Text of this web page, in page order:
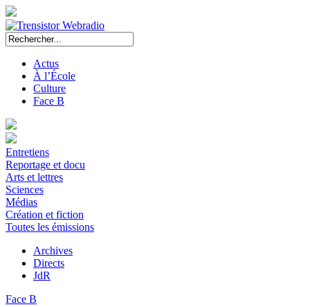
Actus
À l’École
Culture
Face B
Entretiens
Reportage et docu
Arts et lettres
Sciences
Médias
Création et fiction
Toutes les émissions
Archives
Directs
JdR
Face B